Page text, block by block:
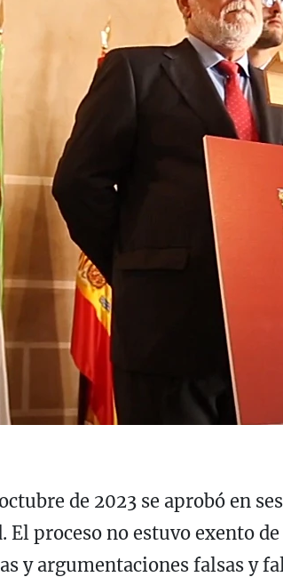
de 2023 se aprobó en
El proceso no estuvo exento
y argumentaciones falsas y